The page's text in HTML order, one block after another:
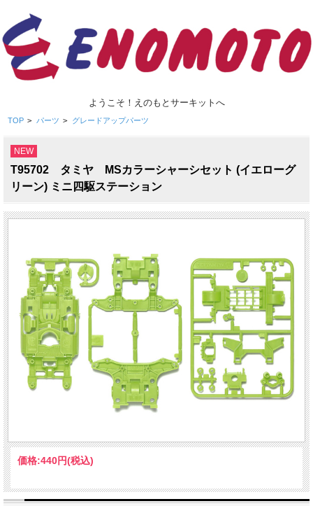
ようこそ！えのもとサーキットへ
TOP > パーツ > グレードアップパーツ
NEW
T95702 タミヤ MSカラーシャーシセット (イエローグ
リーン) ミニ四駆ステーション
価格:440円(税込)